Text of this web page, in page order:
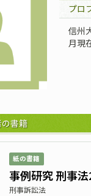
プロ
信州
月現
書籍
紙の書籍
事例研究 刑事法
刑事訴訟法